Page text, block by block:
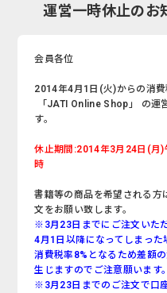
運営一時休止のお
会員各位
2014年4月1日(火)からの消費
「JATI Online Shop」 の運
す。
休止期間:2014年3月24日(
時
書籍等の商品を希望される
文をお願い致します。
※3月23日までにご注文いた
4月1日以降になってしまった
消費税率8%となるため差額
生じますのでご注意願います。
※3月23日までのご注文で口